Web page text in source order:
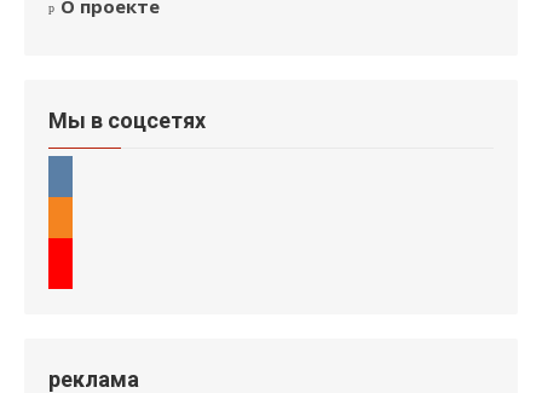
О проекте
Мы в соцсетях
реклама